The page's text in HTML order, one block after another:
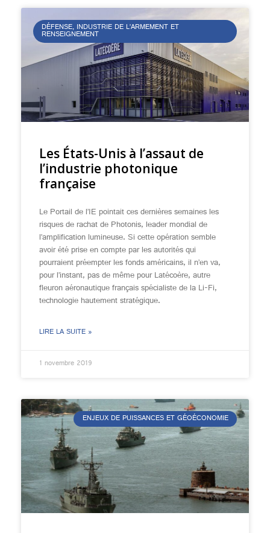
DÉFENSE, INDUSTRIE DE L’ARMEMENT ET
RENSEIGNEMENT
Les États-Unis à l’assaut de
l’industrie photonique
française
Le Portail de l’IE pointait ces dernières semaines les
risques de rachat de Photonis, leader mondial de
l’amplification lumineuse. Si cette opération semble
avoir été prise en compte par les autorités qui
pourraient préempter les fonds américains, il n’en va,
pour l’instant, pas de même pour Latécoère, autre
fleuron aéronautique français spécialiste de la Li-Fi,
technologie hautement stratégique.
LIRE LA SUITE »
1 novembre 2019
ENJEUX DE PUISSANCES ET GÉOÉCONOMIE